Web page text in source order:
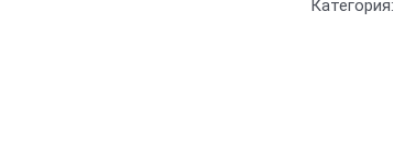
5
Категория: